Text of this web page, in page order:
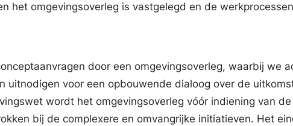
het omgevingsoverleg is vastgelegd en de
door een omgevingsoverleg, waarbij we
voor een opbouwende dialoog over de
wordt het omgevingsoverleg vóór indiening van
bij de complexere en omvangrijke initiatieven. Het